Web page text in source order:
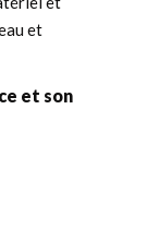
et
et son